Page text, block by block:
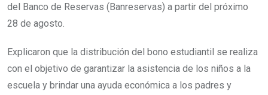
del Banco de Reservas (Banreservas) a partir del próximo
28 de agosto.
Explicaron que la distribución del bono estudiantil se realiza
con el objetivo de garantizar la asistencia de los niños a la
escuela y brindar una ayuda económica a los padres y